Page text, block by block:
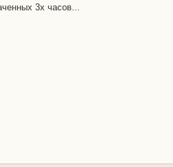
3х часов...